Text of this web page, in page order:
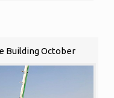
Building October